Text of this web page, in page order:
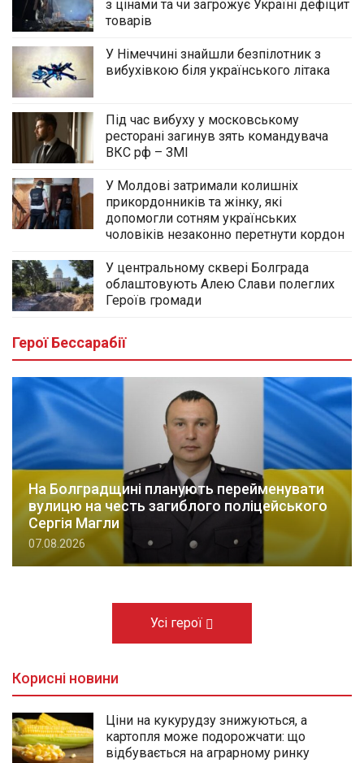
з цінами та чи загрожує Україні дефіцит
товарів
У Німеччині знайшли безпілотник з
вибухівкою біля українського літака
Під час вибуху у московському
ресторані загинув зять командувача
ВКС рф – ЗМІ
У Молдові затримали колишніх
прикордонників та жінку, які
допомогли сотням українських
чоловіків незаконно перетнути кордон
У центральному сквері Болграда
облаштовують Алею Слави полеглих
Героїв громади
Герої Бессарабії
На Болградщині планують перейменувати
вулицю на честь загиблого поліцейського
Сергія Магли
07.08.2026
Усі герої
Корисні новини
Ціни на кукурудзу знижуються, а
картопля може подорожчати: що
відбувається на аграрному ринку